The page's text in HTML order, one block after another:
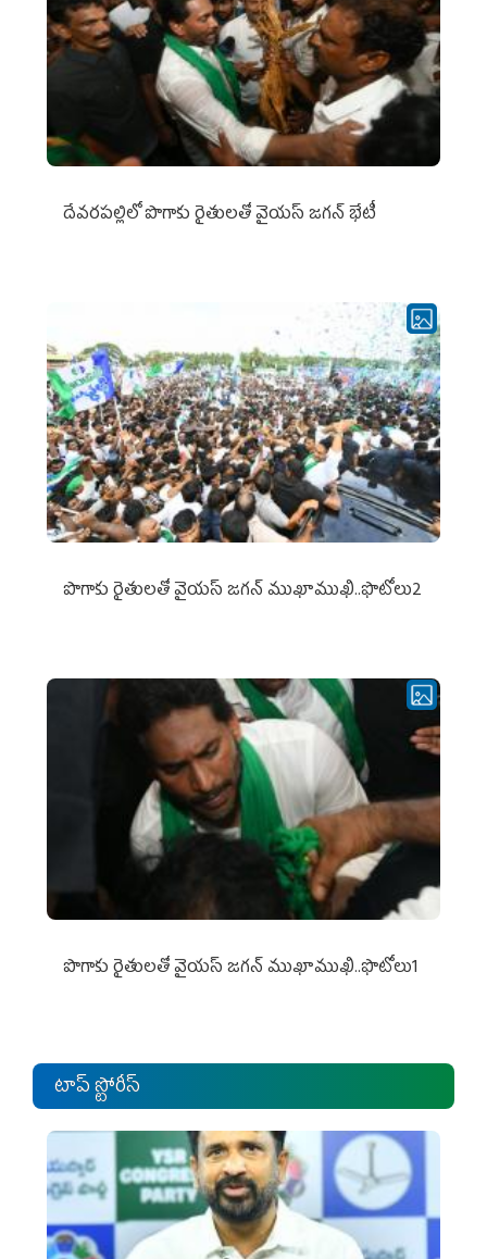
దేవరపల్లిలో పొగాకు రైతులతో వైయస్ జగన్ భేటీ
పొగాకు రైతుల‌తో వైయ‌స్ జ‌గ‌న్ ముఖాముఖి..ఫొటోలు2
పొగాకు రైతుల‌తో వైయ‌స్ జ‌గ‌న్ ముఖాముఖి..ఫొటోలు1
టాప్ స్టోరీస్